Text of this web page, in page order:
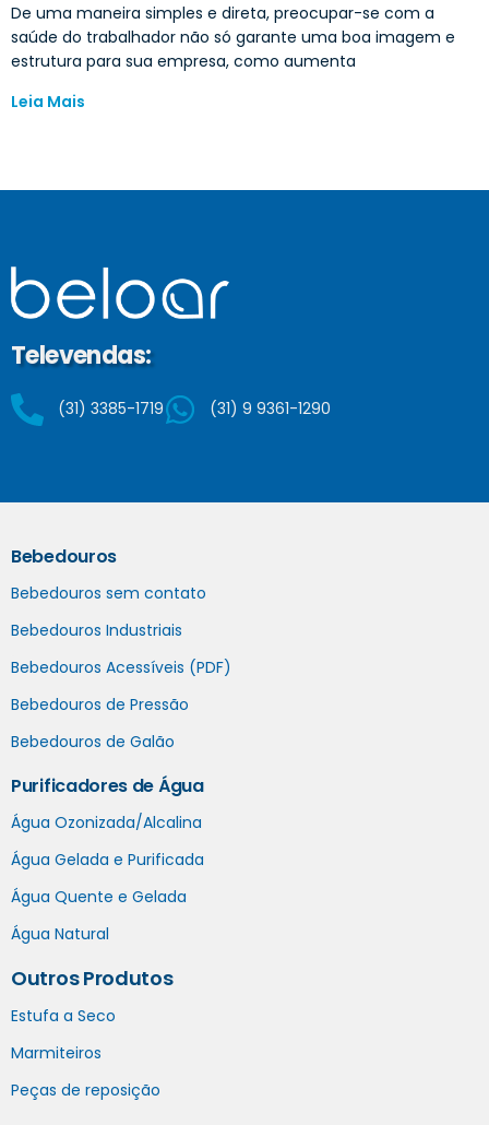
De uma maneira simples e direta, preocupar-se com a
saúde do trabalhador não só garante uma boa imagem e
estrutura para sua empresa, como aumenta
Leia Mais
Televendas:
(31) 3385-1719 (31) 9 9361-1290
Bebedouros
Bebedouros sem contato
Bebedouros Industriais
Bebedouros Acessíveis (PDF)
Bebedouros de Pressão
Bebedouros de Galão
Purificadores de Água
Água Ozonizada/Alcalina
Água Gelada e Purificada
Água Quente e Gelada
Água Natural
Outros Produtos
Estufa a Seco
Marmiteiros
Peças de reposição